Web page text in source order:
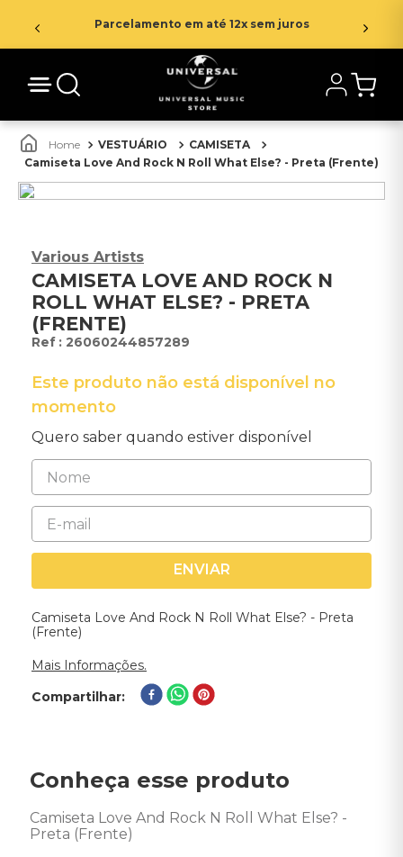
Parcelamento em até 12x sem juros
VESTUÁRIO
CAMISETA
Camiseta Love And Rock N Roll What Else? - Preta (Frente)
Various Artists
CAMISETA LOVE AND ROCK N
ROLL WHAT ELSE? - PRETA
(FRENTE)
: 26060244857289
Este produto não está disponível no
momento
Quero saber quando estiver disponível
ENVIAR
Camiseta Love And Rock N Roll What Else? - Preta
(Frente)
Mais Informações.
Compartilhar
Conheça esse produto
Camiseta Love And Rock N Roll What Else? -
Preta (Frente)